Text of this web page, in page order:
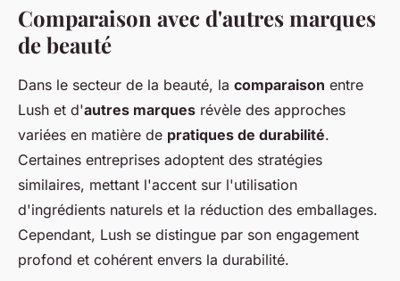
Comparaison avec d'autres marques
de beauté
Dans le secteur de la beauté, la comparaison entre
Lush et d'autres marques révèle des approches
variées en matière de pratiques de durabilité.
Certaines entreprises adoptent des stratégies
similaires, mettant l'accent sur l'utilisation
d'ingrédients naturels et la réduction des emballages.
Cependant, Lush se distingue par son engagement
profond et cohérent envers la durabilité.